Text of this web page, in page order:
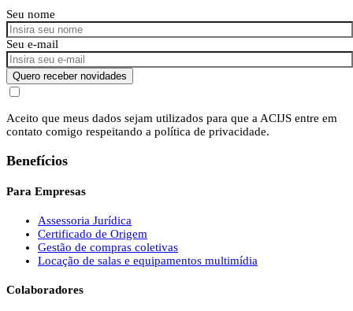
Seu nome
Seu e-mail
Quero receber novidades
Aceito que meus dados sejam utilizados para que a ACIJS entre em
contato comigo respeitando a política de privacidade.
Benefícios
Para Empresas
Assessoria Jurídica
Certificado de Origem
Gestão de compras coletivas
Locação de salas e equipamentos multimídia
Colaboradores